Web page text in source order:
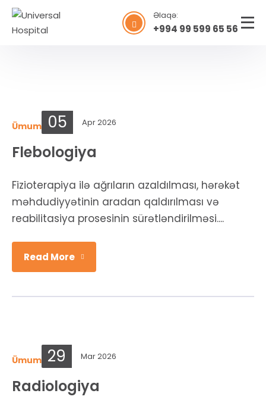
Əlaqə:
+994 99 599 65 56
05 Apr 2026
Ümumi şöbələr
Flebologiya
Fizioterapiya ilə ağrıların azaldılması, hərəkət
məhdudiyyətinin aradan qaldırılması və
reabilitasiya prosesinin sürətləndirilməsi....
Read More
29 Mar 2026
Ümumi şöbələr
Radiologiya